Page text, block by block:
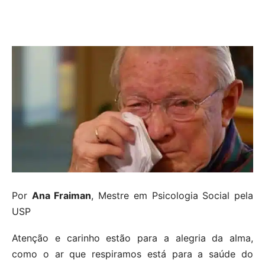
Por Ana Fraiman, Mestre em Psicologia Social pela
USP
Atenção e carinho estão para a alegria da alma,
como o ar que respiramos está para a saúde do